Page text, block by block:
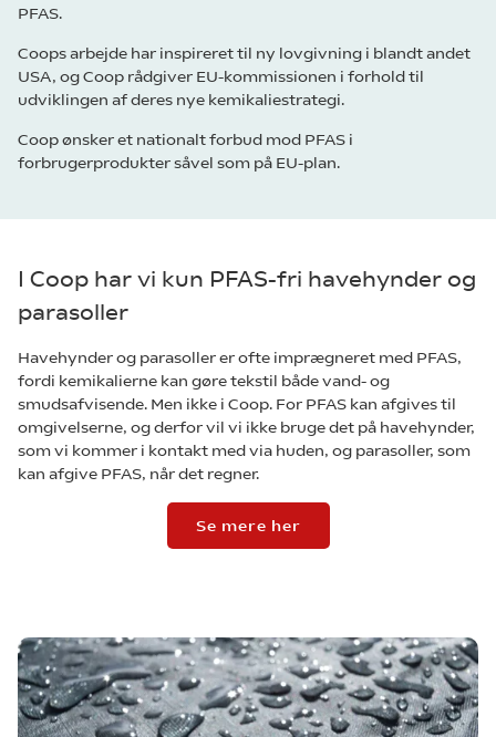
PFAS.
Coops arbejde har inspireret til ny lovgivning i blandt andet
USA, og Coop rådgiver EU-kommissionen i forhold til
udviklingen af deres nye kemikaliestrategi.
Coop ønsker et nationalt forbud mod PFAS i
forbrugerprodukter såvel som på EU-plan.
I Coop har vi kun PFAS-fri havehynder og
parasoller
Havehynder og parasoller er ofte imprægneret med PFAS,
fordi kemikalierne kan gøre tekstil både vand- og
smudsafvisende. Men ikke i Coop. For PFAS kan afgives til
omgivelserne, og derfor vil vi ikke bruge det på havehynder,
som vi kommer i kontakt med via huden, og parasoller, som
kan afgive PFAS, når det regner.
Se mere her